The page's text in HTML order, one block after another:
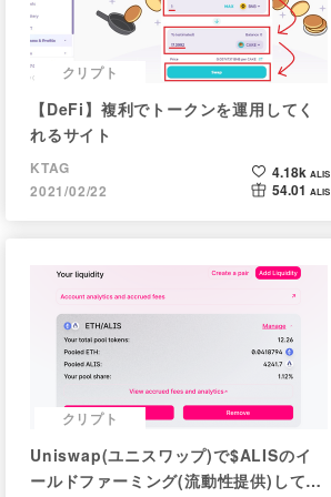
クリプト
【DeFi】複利でトークンを運用してく
れるサイト
KTAG
2021/02/22
4.18k ALIS
54.01 ALIS
クリプト
Uniswap(ユニスワップ)で$ALISのイ
ールドファーミング(流動性提供)してみ